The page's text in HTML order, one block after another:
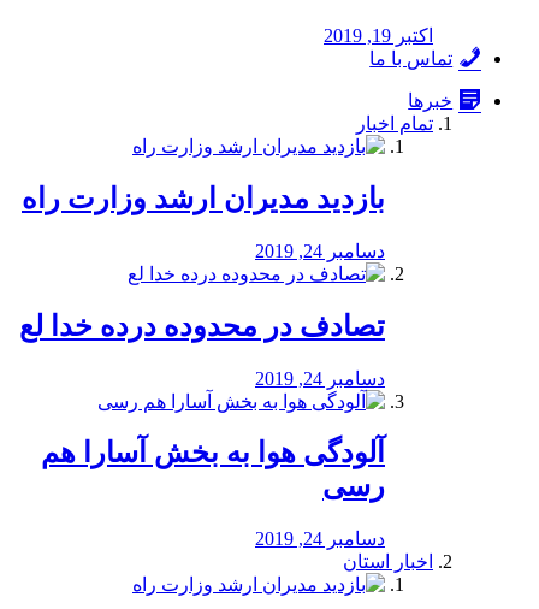
اکتبر 19, 2019
تماس با ما
خبرها
تمام اخبار
بازدید مدیران ارشد وزارت راه
دسامبر 24, 2019
تصادف در محدوده درده خدا لع
دسامبر 24, 2019
آلودگی هوا به بخش آسارا هم
رسی
دسامبر 24, 2019
اخبار استان